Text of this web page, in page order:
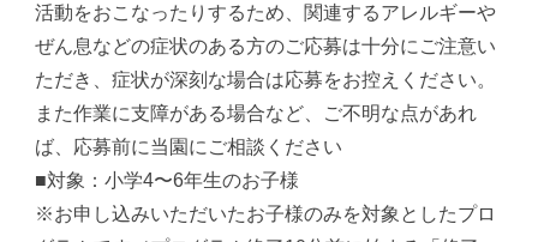
活動をおこなったりするため、関連するアレルギーや
ぜん息などの症状のある方のご応募は十分にご注意い
ただき、症状が深刻な場合は応募をお控えください。
また作業に支障がある場合など、ご不明な点があれ
ば、応募前に当園にご相談ください
■対象：小学4〜6年生のお子様
※お申し込みいただいたお子様のみを対象としたプロ